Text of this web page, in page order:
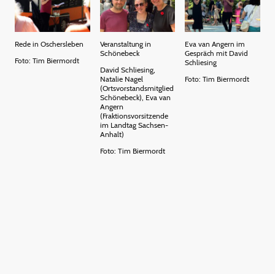
Rede in Oschersleben
Foto: Tim Biermordt
Veranstaltung in
Schönebeck
David Schliesing,
Natalie Nagel
(Ortsvorstandsmitglied
Schönebeck), Eva van
Angern
(Fraktionsvorsitzende
im Landtag Sachsen-
Anhalt)
Foto: Tim Biermordt
Eva van Angern im
Gespräch mit David
Schliesing
Foto: Tim Biermordt